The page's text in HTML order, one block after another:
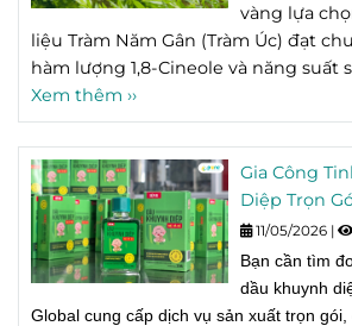
vàng lựa
liệu Tràm Năm Gân (Tràm Úc) đạt
hàm lượng 1,8-Cineole và năng suất
Xem thêm ››
Gia Công
Diệp Trọn
Lượng Tại
11/05/2026 |
Bạn cần tìm
dầu khuynh
Global cung cấp dịch vụ sản xuất trọn gói,